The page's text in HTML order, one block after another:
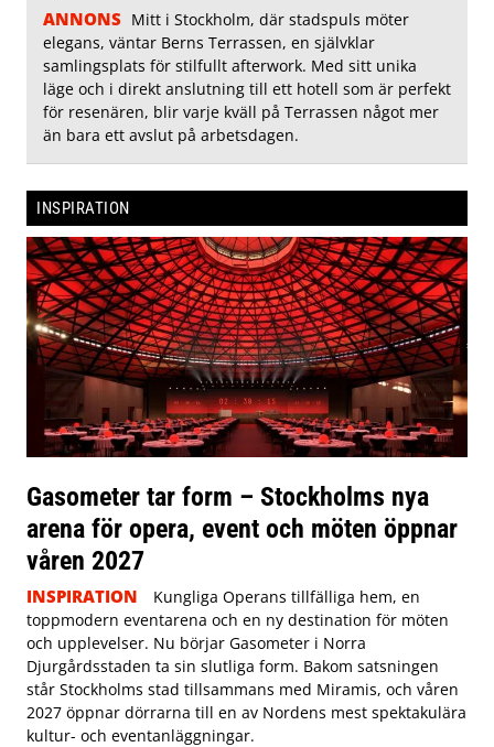
ANNONS Mitt i Stockholm, där stadspuls möter
elegans, väntar Berns Terrassen, en självklar
samlingsplats för stilfullt afterwork. Med sitt unika
läge och i direkt anslutning till ett hotell som är perfekt
för resenären, blir varje kväll på Terrassen något mer
än bara ett avslut på arbetsdagen.
INSPIRATION
Gasometer tar form – Stockholms nya
arena för opera, event och möten öppnar
våren 2027
INSPIRATION
Kungliga Operans tillfälliga hem, en
toppmodern eventarena och en ny destination för möten
och upplevelser. Nu börjar Gasometer i Norra
Djurgårdsstaden ta sin slutliga form. Bakom satsningen
står Stockholms stad tillsammans med Miramis, och våren
2027 öppnar dörrarna till en av Nordens mest spektakulära
kultur- och eventanläggningar.